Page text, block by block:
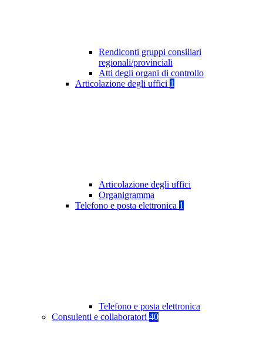
Rendiconti gruppi consiliari
regionali/provinciali
Atti degli organi di controllo
Articolazione degli uffici 1
Articolazione degli uffici
Organigramma
Telefono e posta elettronica 1
Telefono e posta elettronica
Consulenti e collaboratori 40